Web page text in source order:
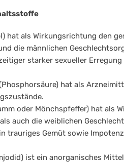
hat als Wirkungsrichtung den
die männlichen
starker sexueller Erregung
hat als
oder Mönchspfeffer) hat als
auch die weiblichen
trauriges Gemüt sowie
ist ein anorganisches